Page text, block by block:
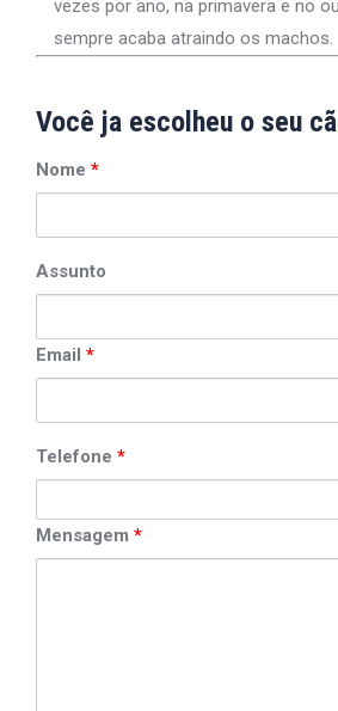
vezes por ano, na primavera e no
sempre acaba atraindo os machos.
Você ja escolheu o seu
Nome *
Assunto
Email *
Telefone *
Mensagem *